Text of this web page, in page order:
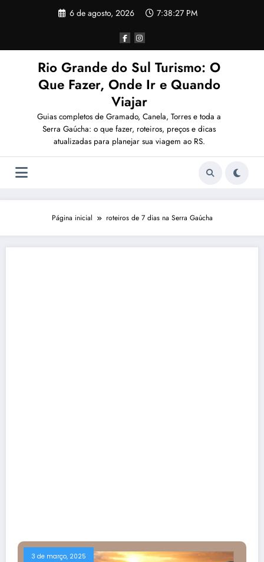
6 de agosto, 2026 7:38:27 PM
Rio Grande do Sul Turismo: O
Que Fazer, Onde Ir e Quando
Viajar
Guias completos de Gramado, Canela, Torres e toda a
Serra Gaúcha: o que fazer, roteiros, preços e dicas
atualizadas para planejar sua viagem ao RS.
Página inicial roteiros de 7 dias na Serra Gaúcha
3 de março, 2025